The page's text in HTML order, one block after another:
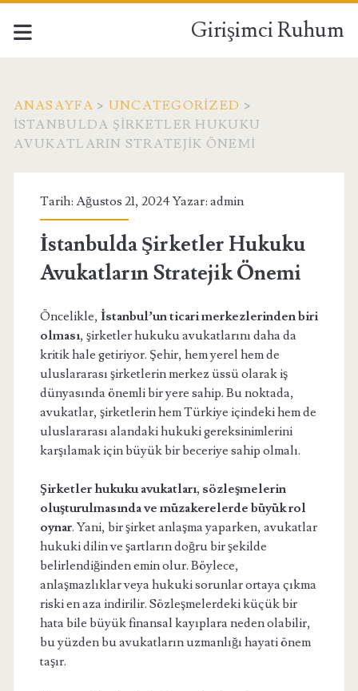
Girişimci Ruhum
ANASAYFA > UNCATEGORIZED >
İSTANBULDA ŞIRKETLER HUKUKU
AVUKATLARIN STRATEJIK ÖNEMI
Tarih: Ağustos 21, 2024 Yazar: admin
İstanbulda Şirketler Hukuku
Avukatların Stratejik Önemi
Öncelikle, İstanbul’un ticari merkezlerinden biri
olması, şirketler hukuku avukatlarını daha da
kritik hale getiriyor. Şehir, hem yerel hem de
uluslararası şirketlerin merkez üssü olarak iş
dünyasında önemli bir yere sahip. Bu noktada,
avukatlar, şirketlerin hem Türkiye içindeki hem de
uluslararası alandaki hukuki gereksinimlerini
karşılamak için büyük bir beceriye sahip olmalı.
Şirketler hukuku avukatları, sözleşmelerin
oluşturulmasında ve müzakerelerde büyük rol
oynar. Yani, bir şirket anlaşma yaparken, avukatlar
hukuki dilin ve şartların doğru bir şekilde
belirlendiğinden emin olur. Böylece,
anlaşmazlıklar veya hukuki sorunlar ortaya çıkma
riski en aza indirilir. Sözleşmelerdeki küçük bir
hata bile büyük finansal kayıplara neden olabilir,
bu yüzden bu avukatların uzmanlığı hayati önem
taşır.